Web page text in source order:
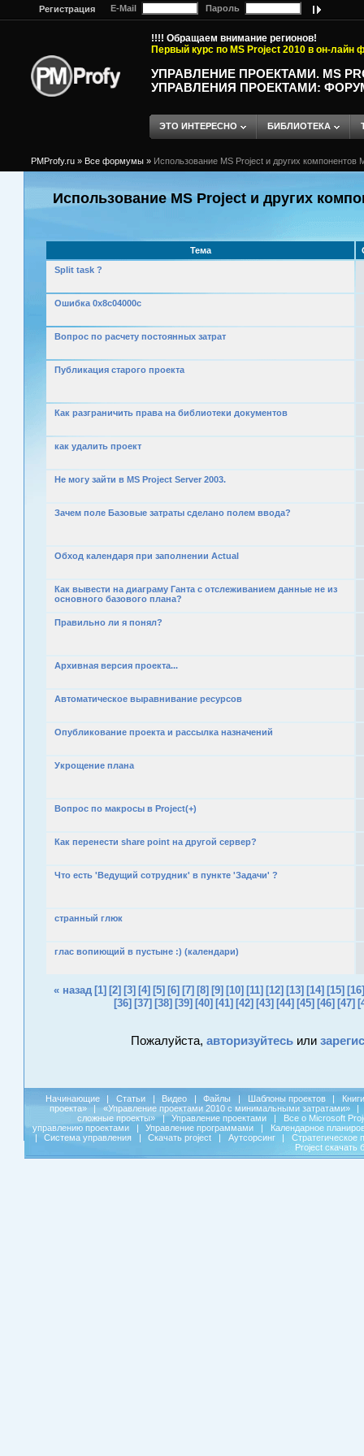
Регистрация E-Mail Пароль
!!!! Обращаем внимание регионов!
Первый курс по MS Project 2010 в он-лайн
УПРАВЛЕНИЕ ПРОЕКТАМИ. MS
УПРАВЛЕНИЯ ПРОЕКТАМИ:
ЭТО ИНТЕРЕСНО БИБЛИОТЕКА
PMProfy.ru » Все формумы » Использование MS Project и других компонентов
Использование MS Project и других
Тема
Split task ?
Ошибка 0x8c04000c
Вопрос по расчету постоянных затрат
Публикация старого проекта
Как разграничить права на библиотеки документов
как удалить проект
Не могу зайти в MS Project Server 2003.
Зачем поле Базовые затраты сделано полем ввода?
Обход календаря при заполнении Actual
Как вывести на диаграму Ганта с отслеживанием данные не из
основного базового плана?
Правильно ли я понял?
Архивная версия проекта...
Автоматическое выравнивание ресурсов
Опубликование проекта и рассылка назначений
Укрощение плана
Вопрос по макросы в Project(+)
Как перенести share point на другой сервер?
Что есть 'Ведущий сотрудник' в пункте 'Задачи' ?
странный глюк
глас вопиющий в пустыне :) (календари)
« назад [1] [2] [3] [4] [5] [6] [7] [8] [9] [10] [11] [12] [13] [14] [15] [16]
[36] [37] [38] [39] [40] [41] [42] [43] [44] [45] [46] [47]
Пожалуйста, авторизуйтесьили
Начинающие | Статьи | Видео | Файлы | Шаблоны проектов |
Книги
проекта»
| «Управление проектами 2010 с минимальными затратами»
|
сложные проекты»
| Управление проектами |
Все о Microsoft
управлению проектами
| Управление программами |
Календарное
|
Система управления | Скачать project | Аутсорсинг |
Стратегическое
Project скачать